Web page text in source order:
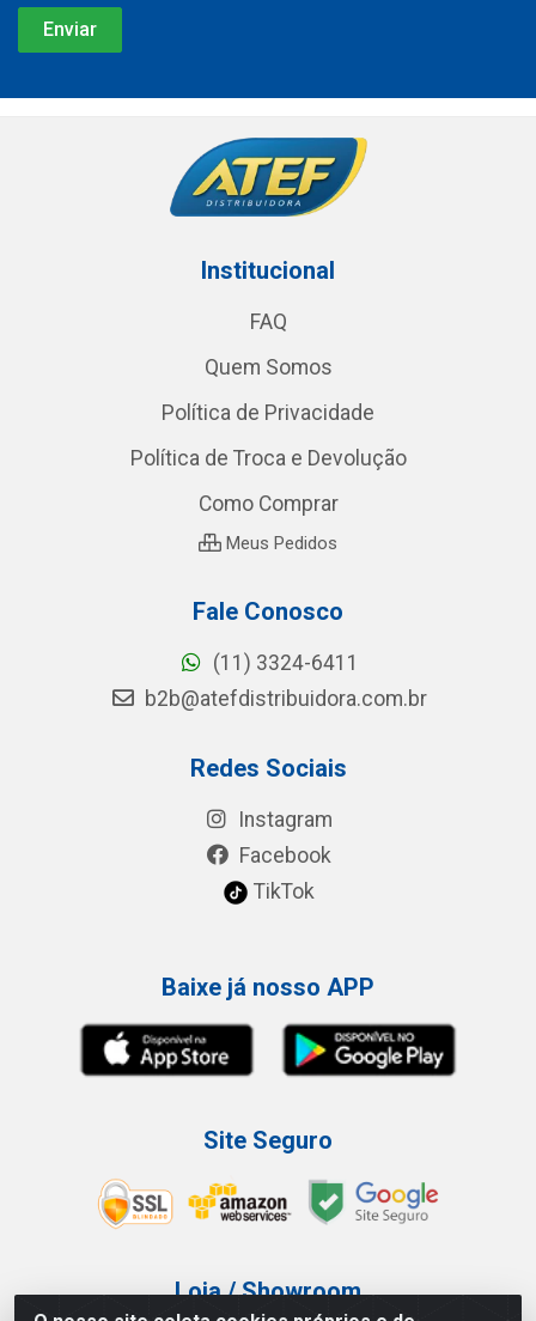
Institucional
FAQ
Quem Somos
Política de Privacidade
Política de Troca e Devolução
Como Comprar
Meus Pedidos
Fale Conosco
(11) 3324-6411
b2b@atefdistribuidora.com.br
Redes Sociais
Instagram
Facebook
TikTok
Baixe já nosso APP
Site Seguro
Loja / Showroom